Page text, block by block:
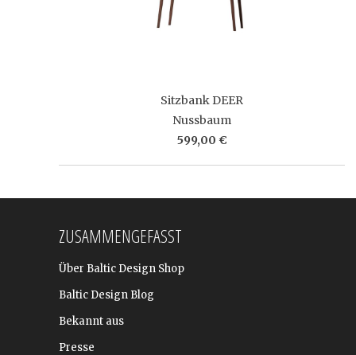
Sitzbank DEER
Nussbaum
599,00 €
ZUSAMMENGEFASST
Über Baltic Design Shop
Baltic Design Blog
Bekannt aus
Presse